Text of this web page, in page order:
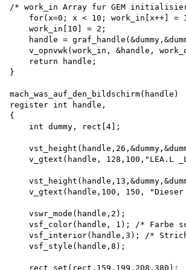
/* work_in Array fur GEM
for(x=0; x < 10; work_in[x++] =
    work_in[10] = 2;
handle =
v_opnvwk(work_in, &handle,
    return handle;
}
mach_was_auf_den_bildschirm(handle)
register int handle,
{
    int dummy, rect[4];
v_gtext(handle, 128,100,"LEA.L
v_gtext(handle,100, 150,
    vswr_mode(handle,2);
vsf_color(handle, 1); /* Farbe
vsf_interior(handle,3); /*
    vsf_style(handle,8);
    rect_set(rect,159,199,208,380);